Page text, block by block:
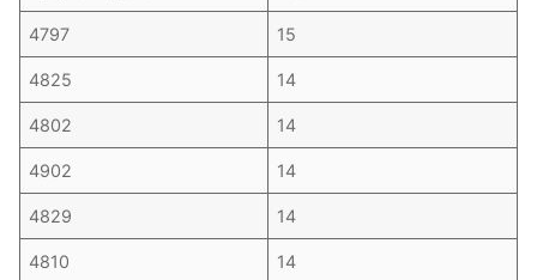
4797 15
4825 14
4802 14
4902 14
4829 14
4810 14